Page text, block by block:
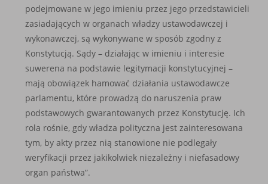
podejmowane w jego imieniu przez jego przedstawicieli
zasiadających w organach władzy ustawodawczej i
wykonawczej, są wykonywane w sposób zgodny z
Konstytucją. Sądy – działając w imieniu i interesie
suwerena na podstawie legitymacji konstytucyjnej –
mają obowiązek hamować działania ustawodawcze
parlamentu, które prowadzą do naruszenia praw
podstawowych gwarantowanych przez Konstytucję. Ich
rola rośnie, gdy władza polityczna jest zainteresowana
tym, by akty przez nią stanowione nie podlegały
weryfikacji przez jakikolwiek niezależny i niefasadowy
organ państwa”.